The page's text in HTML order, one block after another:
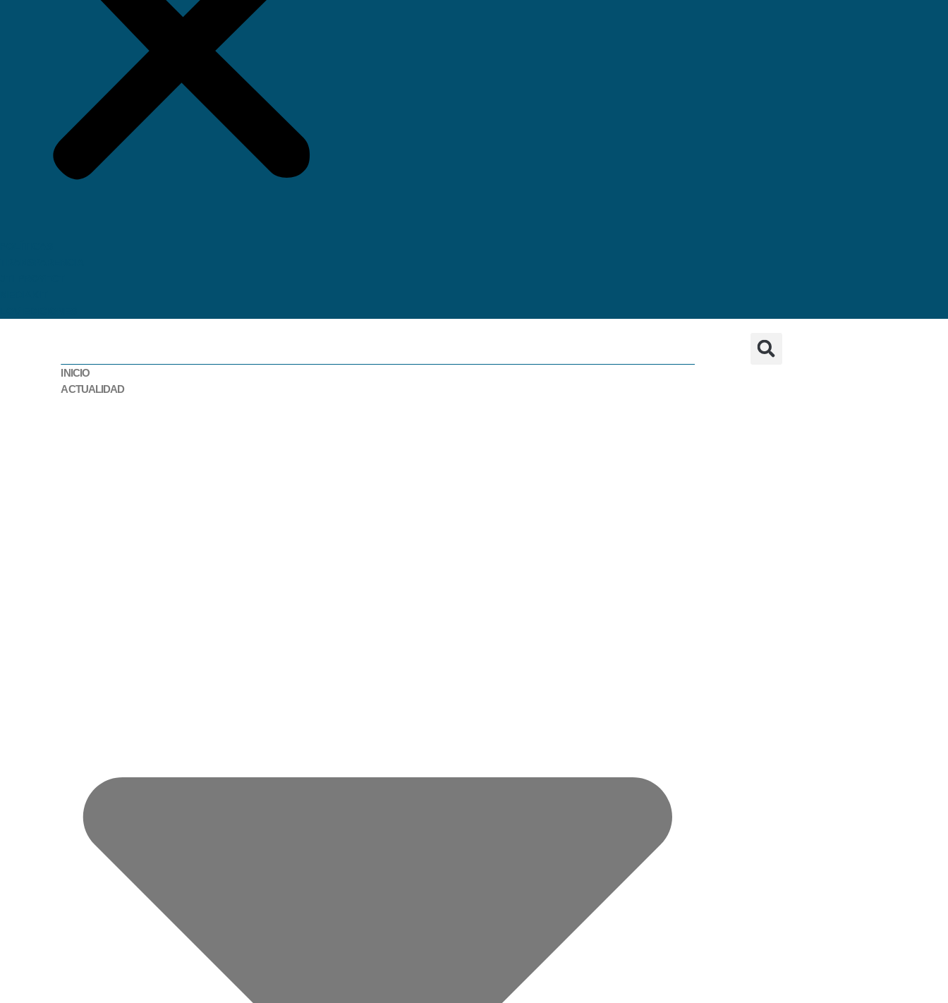
INICIO
ACTUALIDAD